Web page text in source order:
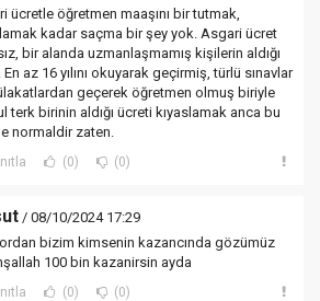
ücretle öğretmen maaşını bir tutmak,
kadar saçma bir şey yok. Asgari ücret
bir alanda uzmanlaşmamış kişilerin aldığı
az 16 yılını okuyarak geçirmiş, türlü sınavlar
geçerek öğretmen olmuş biriyle
terk birinin aldığı ücreti kıyaslamak anca bu
normaldir zaten.
(0) (0)
/ 08/10/2024 17:29
bizim kimsenin kazancında gözümüz
100 bin kazanirsin ayda
(0) (0)